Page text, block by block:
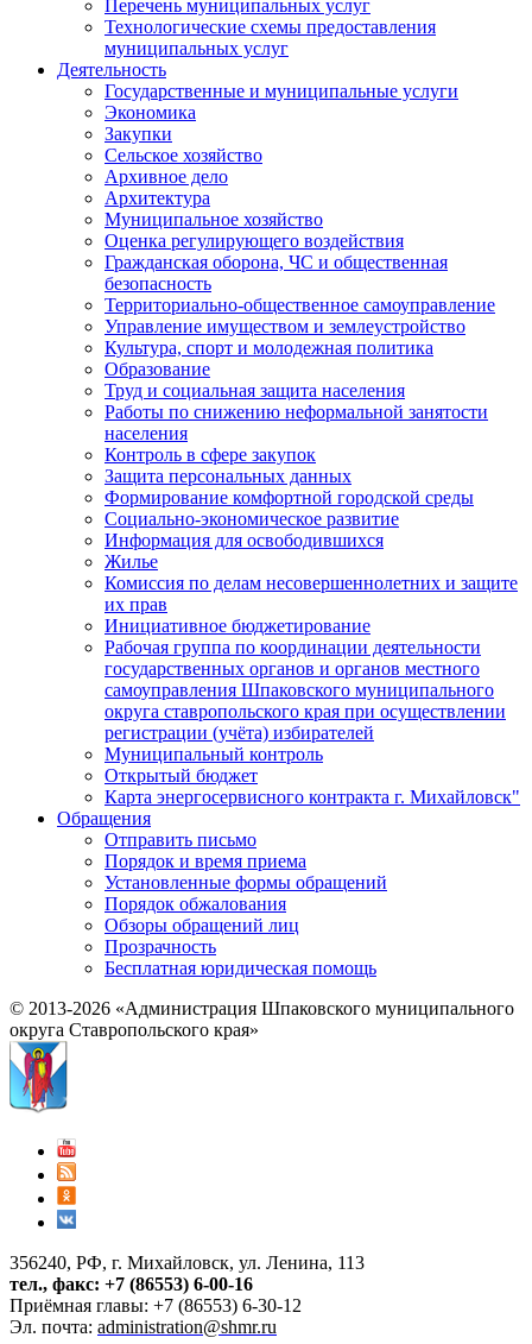
Перечень муниципальных услуг
Технологические схемы предоставления
муниципальных услуг
Деятельность
Государственные и муниципальные услуги
Экономика
Закупки
Сельское хозяйство
Архивное дело
Архитектура
Муниципальное хозяйство
Оценка регулирующего воздействия
Гражданская оборона, ЧС и общественная
безопасность
Территориально-общественное самоуправление
Управление имуществом и землеустройство
Культура, спорт и молодежная политика
Образование
Труд и социальная защита населения
Работы по снижению неформальной занятости
населения
Контроль в сфере закупок
Защита персональных данных
Формирование комфортной городской среды
Социально-экономическое развитие
Информация для освободившихся
Жилье
Комиссия по делам несовершеннолетних и защите
их прав
Инициативное бюджетирование
Рабочая группа по координации деятельности
государственных органов и органов местного
самоуправления Шпаковского муниципального
округа ставропольского края при осуществлении
регистрации (учёта) избирателей
Муниципальный контроль
Открытый бюджет
Карта энергосервисного контракта г. Михайловск"
Обращения
Отправить письмо
Порядок и время приема
Установленные формы обращений
Порядок обжалования
Обзоры обращений лиц
Прозрачность
Бесплатная юридическая помощь
© 2013-2026 «Администрация Шпаковского муниципального
округа Ставропольского края»
356240, РФ, г. Михайловск, ул. Ленина, 113
тел., факс: +7 (86553) 6-00-16
Приёмная главы: +7 (86553) 6-30-12
Эл. почта: administration@shmr.ru